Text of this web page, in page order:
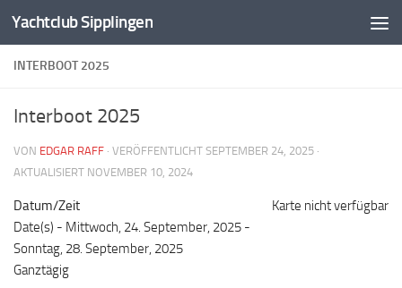
Zum Inhalt springen
Yachtclub Sipplingen
INTERBOOT 2025
Interboot 2025
VON EDGAR RAFF · VERÖFFENTLICHT SEPTEMBER 24, 2025 ·
AKTUALISIERT NOVEMBER 10, 2024
Karte nicht verfügbar
Datum/Zeit
Date(s) - Mittwoch, 24. September, 2025 -
Sonntag, 28. September, 2025
Ganztägig